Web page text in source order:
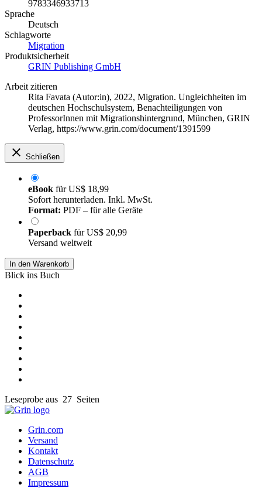
9783346933713
Sprache
Deutsch
Schlagworte
Migration
Produktsicherheit
GRIN Publishing GmbH
Arbeit zitieren
Rita Favata (Autor:in), 2022, Migration. Ungleichheiten im
deutschen Hochschulsystem, Benachteiligungen von
ProfessorInnen mit Migrationshintergrund, München, GRIN
Verlag, https://www.grin.com/document/1391599
Schließen
eBook fürUS$ 18,99
Sofort herunterladen. Inkl. MwSt.
Format: PDF – für alle Geräte
Paperback fürUS$ 20,99
Versand weltweit
In den Warenkorb
Blick ins Buch